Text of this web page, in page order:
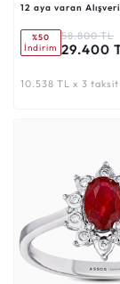
12 aya varan
%50
İndirim
58.800 TL
29.400
10.538 TL x 3 taksit